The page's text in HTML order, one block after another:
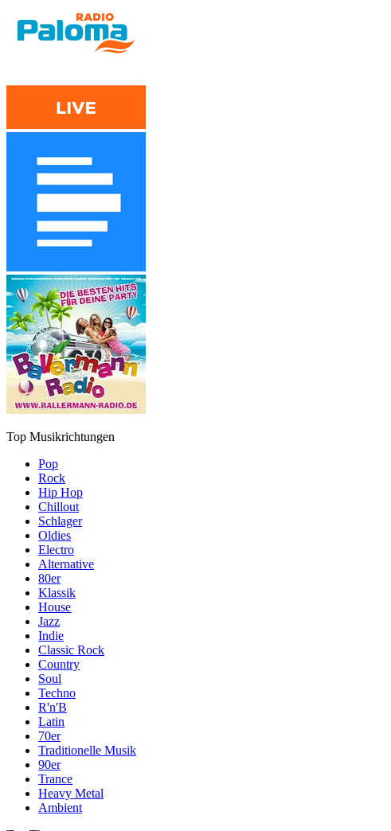
Top Musikrichtungen
Pop
Rock
Hip Hop
Chillout
Schlager
Oldies
Electro
Alternative
80er
Klassik
House
Jazz
Indie
Classic Rock
Country
Soul
Techno
R'n'B
Latin
70er
Traditionelle Musik
90er
Trance
Heavy Metal
Ambient